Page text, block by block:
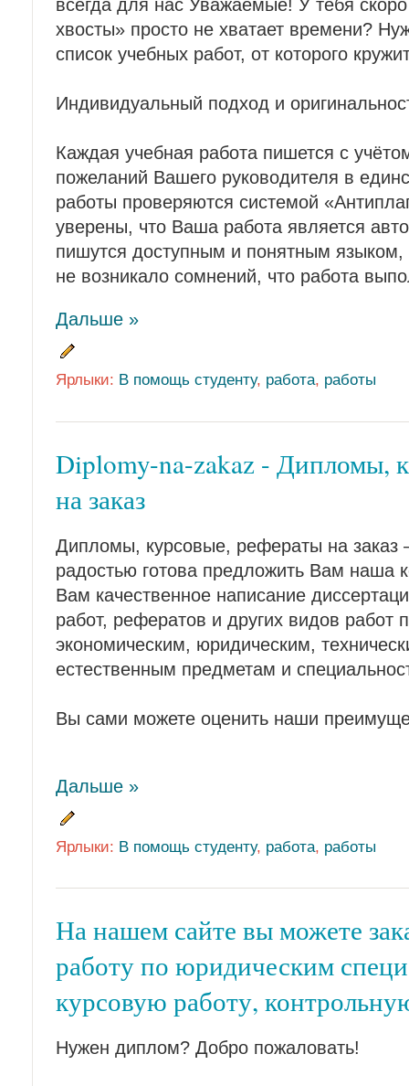
всегда для нас Уважаемые! У тебя
хвосты» просто не хватает времени?
список учебных работ, от которого
Индивидуальный подход и
Каждая учебная работа пишется с
пожеланий Вашего руководителя в
работы проверяются системой
уверены, что Ваша работа является
пишутся доступным и понятным языком,
не возникало сомнений, что работа
Дальше »
Ярлыки: В помощь студенту, работа, работы
Diplomy-na-zakaz - Дипломы,
на заказ
Дипломы, курсовые, рефераты на заказ
радостью готова предложить Вам наша
Вам качественное написание
работ, рефератов и других видов работ
экономическим, юридическим,
естественным предметам и
Вы сами можете оценить наши
Дальше »
Ярлыки: В помощь студенту, работа, работы
На нашем сайте вы можете
работу по юридическим
курсовую работу,
Нужен диплом? Добро пожаловать!